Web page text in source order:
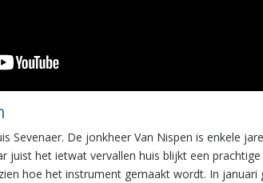
Sevenaer. De jonkheer Van Nispen is enkele
juist het ietwat vervallen huis blijkt een
hoe het instrument gemaakt wordt. In januari